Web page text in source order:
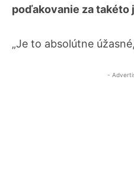
poďakovanie za
„Je to absolútne
-